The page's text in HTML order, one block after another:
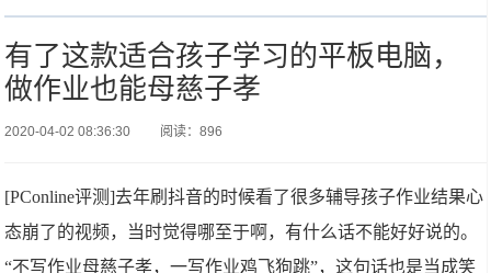
有了这款适合孩子学习的平板电脑，
做作业也能母慈子孝
2020-04-02 08:36:30 阅读：896
[PConline评测]去年刷抖音的时候看了很多辅导孩子作业结果心
态崩了的视频，当时觉得哪至于啊，有什么话不能好好说的。
“不写作业母慈子孝，一写作业鸡飞狗跳”，这句话也是当成笑